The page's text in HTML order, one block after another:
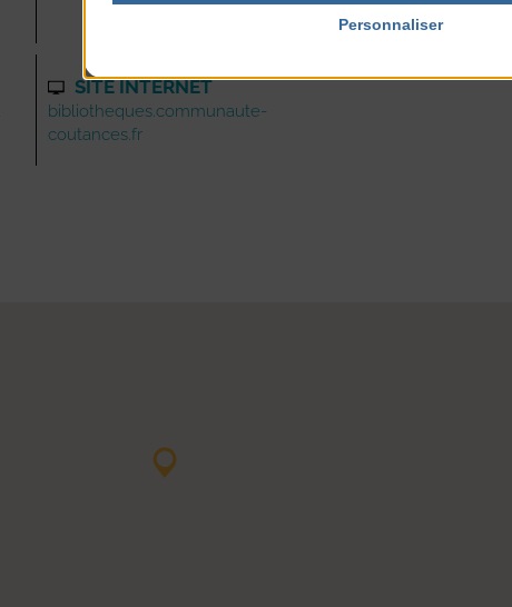
SITE INTERNET
bibliotheques.communaute-
coutances.fr
Personnaliser